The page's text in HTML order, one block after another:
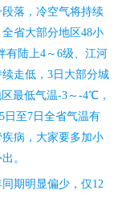
落，冷空气将持续
省大部分地区48小
有陆上4～6级、江河
走低，3日大部分城
最低气温-3～-4℃，
至7日全省气温有
病，大家要多加小
。
期明显偏少，仅12